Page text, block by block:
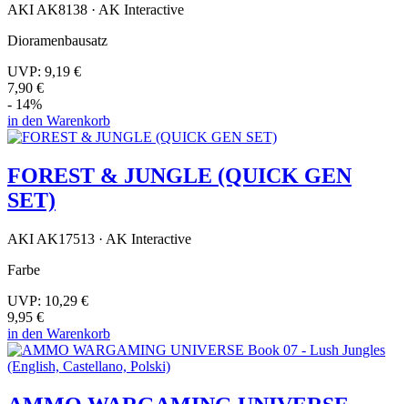
AKI AK8138 · AK Interactive
Dioramenbausatz
UVP: 9,19 €
7,90 €
- 14%
in den Warenkorb
FOREST & JUNGLE (QUICK GEN
SET)
AKI AK17513 · AK Interactive
Farbe
UVP: 10,29 €
9,95 €
in den Warenkorb